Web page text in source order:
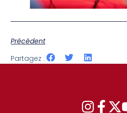
Précédent
Partagez :